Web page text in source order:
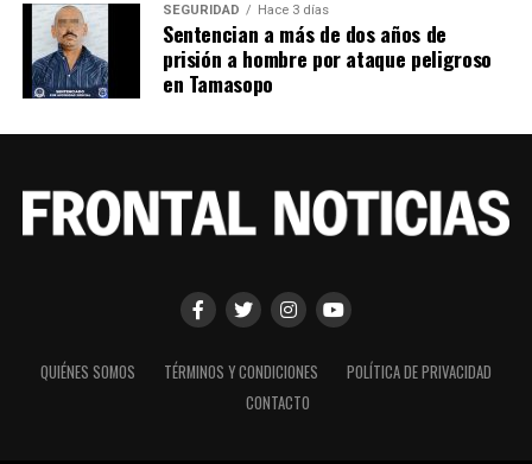
SEGURIDAD Hace 3 días
Sentencian a más de dos años de
prisión a hombre por ataque peligroso
en Tamasopo
QUIÉNES SOMOS TÉRMINOS Y CONDICIONES
POLÍTICA DE PRIVACIDAD
CONTACTO